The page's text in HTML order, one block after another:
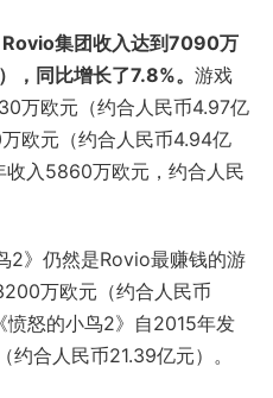
Rovio集团收入达到7090万
，同比增长了7.8%。 游戏
万欧元（约合人民币4.97亿
欧元（约合人民币4.94亿
收入5860万欧元，约合人民
2》仍然是Rovio最赚钱的游
万欧元（约合人民币
怒的小鸟2》自2015年发
合人民币21.39亿元）。